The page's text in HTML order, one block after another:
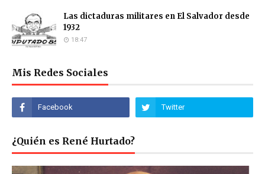
Las dictaduras militares en El Salvador desde
1932
18:47
Mis Redes Sociales
¿Quién es René Hurtado?